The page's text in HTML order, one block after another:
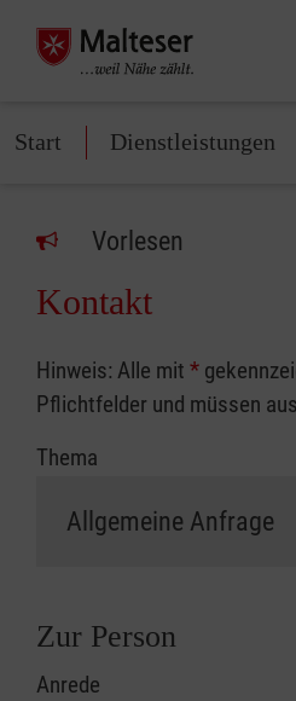
Start Dienstleistungen
Vorlesen
Kontakt
Hinweis: Alle mit *
Pflichtfelder und müssen
Thema
Zur Person
Anrede